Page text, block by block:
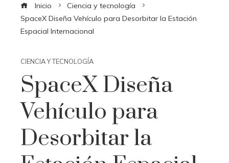
Inicio
Ciencia y tecnología
SpaceX Diseña Vehículo para Desorbitar la Estación
Espacial Internacional
CIENCIA Y TECNOLOGÍA
SpaceX Diseña
Vehículo para
Desorbitar la